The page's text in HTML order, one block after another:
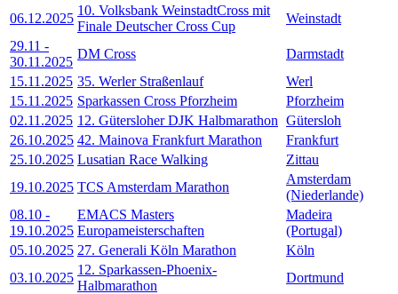
06.12.2025
10. Volksbank WeinstadtCross mit
Finale Deutscher Cross Cup
Weinstadt
29.11 -
30.11.2025
DM Cross
Darmstadt
15.11.2025 35. Werler Straßenlauf
Werl
15.11.2025 Sparkassen Cross Pforzheim
Pforzheim
02.11.2025 12. Gütersloher DJK Halbmarathon Gütersloh
26.10.2025 42. Mainova Frankfurt Marathon
Frankfurt
25.10.2025 Lusatian Race Walking
Zittau
19.10.2025 TCS Amsterdam Marathon
Amsterdam
(Niederlande)
08.10 -
19.10.2025
EMACS Masters
Europameisterschaften
Madeira
(Portugal)
05.10.2025 27. Generali Köln Marathon
Köln
03.10.2025
12. Sparkassen-Phoenix-
Halbmarathon
Dortmund